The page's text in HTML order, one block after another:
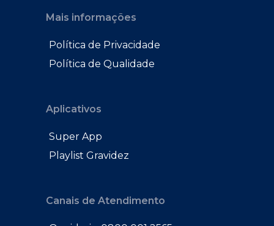
Mais informações
Política de Privacidade
Política de Qualidade
Aplicativos
Super App
Playlist Gravidez
Canais de Atendimento